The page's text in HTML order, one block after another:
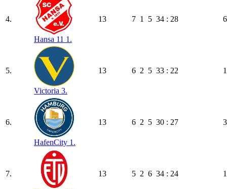
4.
Hansa 11 1.
13 7 1 5 34 : 28 6
5.
Victoria 3.
13 6 2 5 33 : 22
6.
HafenCity 1.
13 6 2 5 30 : 27 3
7. 13 5 2 6 34 : 24